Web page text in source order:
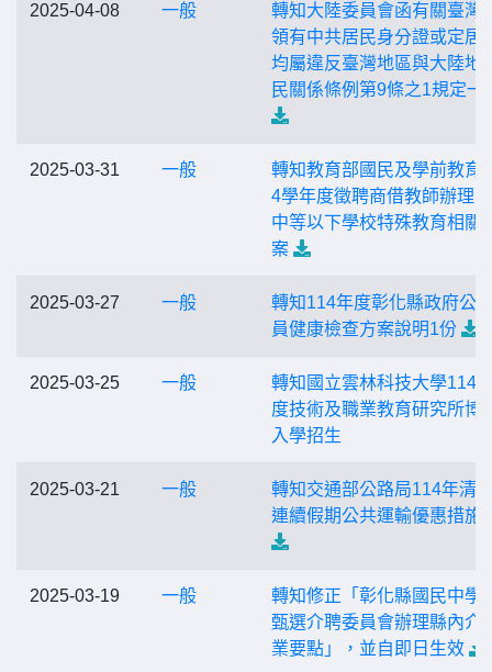
2025-04-08 一般
轉知大陸委員會函有關臺灣
領有中共居民身分證或定居
均屬違反臺灣地區與大陸地
民關係條例第9條之1規定一
2025-03-31 一般
轉知教育部國民及學前教育
4學年度徵聘商借教師辦理
中等以下學校特殊教育相關
案
2025-03-27 一般
轉知114年度彰化縣政府公
員健康檢查方案說明1份
2025-03-25 一般
轉知國立雲林科技大學114
度技術及職業教育研究所博
入學招生
2025-03-21 一般
轉知交通部公路局114年清
連續假期公共運輸優惠措施
2025-03-19 一般
轉知修正「彰化縣國民中學
甄選介聘委員會辦理縣內介
業要點」，並自即日生效